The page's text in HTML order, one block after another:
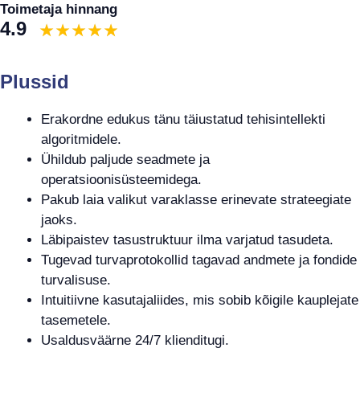
Toimetaja hinnang
4.9
Plussid
Erakordne edukus tänu täiustatud tehisintellekti
algoritmidele.
Ühildub paljude seadmete ja
operatsioonisüsteemidega.
Pakub laia valikut varaklasse erinevate strateegiate
jaoks.
Läbipaistev tasustruktuur ilma varjatud tasudeta.
Tugevad turvaprotokollid tagavad andmete ja fondide
turvalisuse.
Intuitiivne kasutajaliides, mis sobib kõigile kauplejate
tasemetele.
Usaldusväärne 24/7 klienditugi.